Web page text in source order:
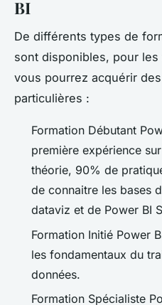
BI
De différents types de
sont disponibles, pour
vous pourrez acquérir
particulières :
Formation Débutant
première expérience
théorie, 90% de
de connaitre les bases
dataviz et de Power BI
Formation Initié Power
les fondamentaux du
données.
Formation Spécialiste